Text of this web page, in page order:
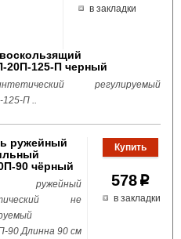
в закладки
20П-125-П черный
регулируемый
П ..
578p
в закладки
ружейный
90 чёрный
ружейный
не
90 Длинна 90 см